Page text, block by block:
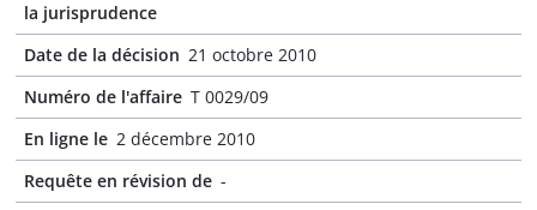
la jurisprudence
Date de la décision 21 octobre 2010
Numéro de l'affaire T 0029/09
En ligne le 2 décembre 2010
Requête en révision de -